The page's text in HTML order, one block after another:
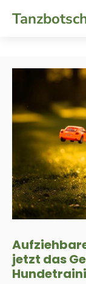
Inhalt
jetzt das